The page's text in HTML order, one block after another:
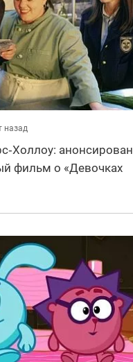
назад
анонсирован
фильм о «Девочках